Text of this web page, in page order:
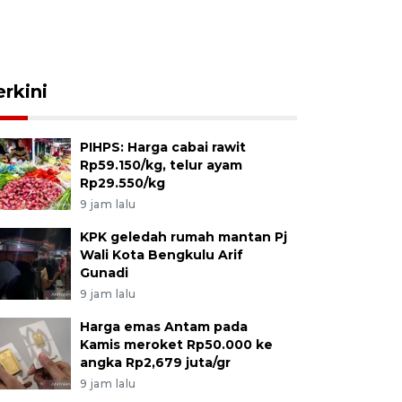
PIHPS: Harga cabai rawit
Rp59.150/kg, telur ayam
Rp29.550/kg
9 jam lalu
KPK geledah rumah mantan Pj
Wali Kota Bengkulu Arif
Gunadi
9 jam lalu
Harga emas Antam pada
Kamis meroket Rp50.000 ke
angka Rp2,679 juta/gr
9 jam lalu